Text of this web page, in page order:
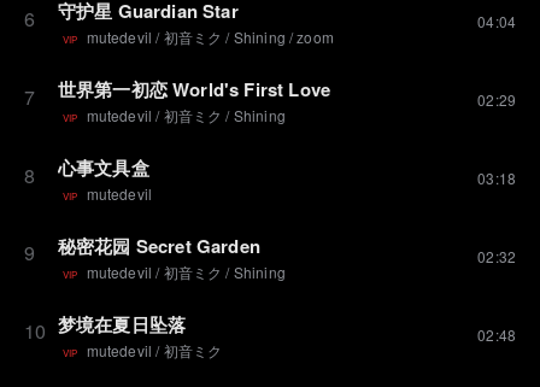
6 守护星 Guardian Star
VIP mutedevil /初音ミク /Shining /zoom
04:04
7 世界第一初恋 World's First Love
VIP mutedevil /初音ミク /Shining
02:29
8 心事文具盒
VIP mutedevil
03:18
9 秘密花园 Secret Garden
VIP mutedevil /初音ミク /Shining
02:32
10 梦境在夏日坠落
VIP mutedevil /初音ミク
02:48